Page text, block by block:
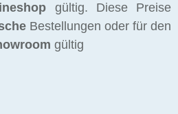
gültig. Diese Preise
Bestellungen oder für den
gültig